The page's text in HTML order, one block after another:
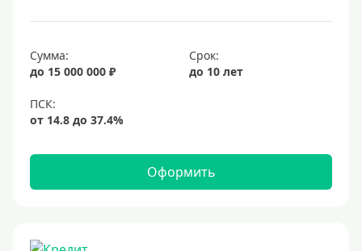
25 лет
30 лет
Месяц
2 месяца
3 месяца
6 месяцев
Ставка
Сумма:
до 15 000 000 ₽
Срок:
до 10 лет
Оформить